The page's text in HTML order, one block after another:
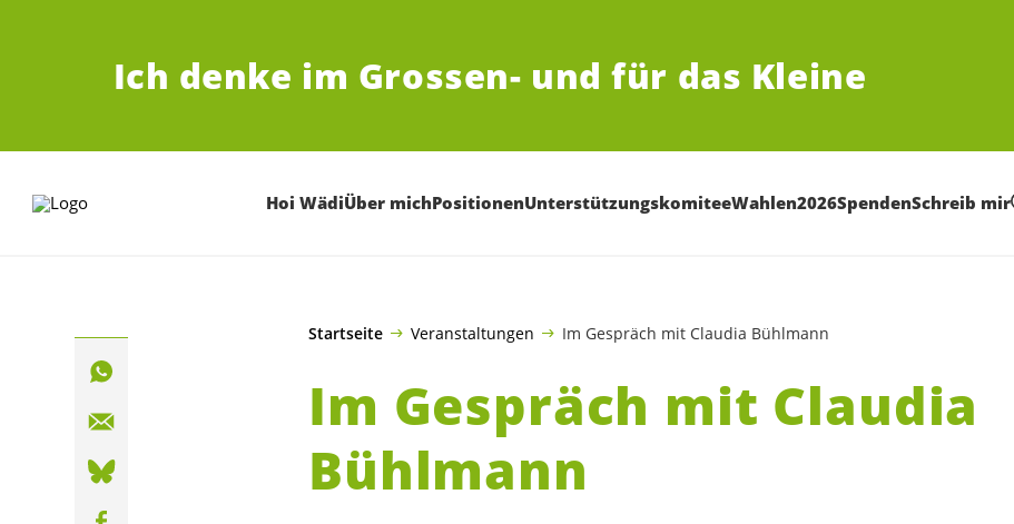
Ich denke im Grossen- und für das Kleine
Hoi WädiÜber michPositionenUnterstützungskomiteeWahlen2026SpendenSchreib mir
Startseite Veranstaltungen Im Gespräch mit Claudia Bühlmann
Im Gespräch mit Claudia
Bühlmann